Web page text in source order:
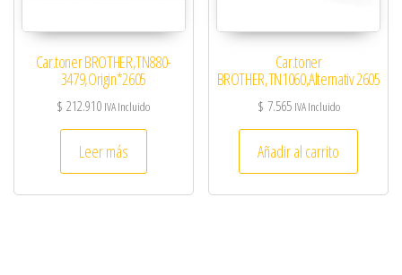
Car.toner BROTHER,TN880-
3479,Origin*2605
$ 212.910 IVA Incluido
Leer más
Car.toner
BROTHER,TN1060,Alternativ 2605
$ 7.565 IVA Incluido
Añadir al carrito